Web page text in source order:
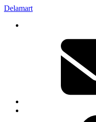
Delamart